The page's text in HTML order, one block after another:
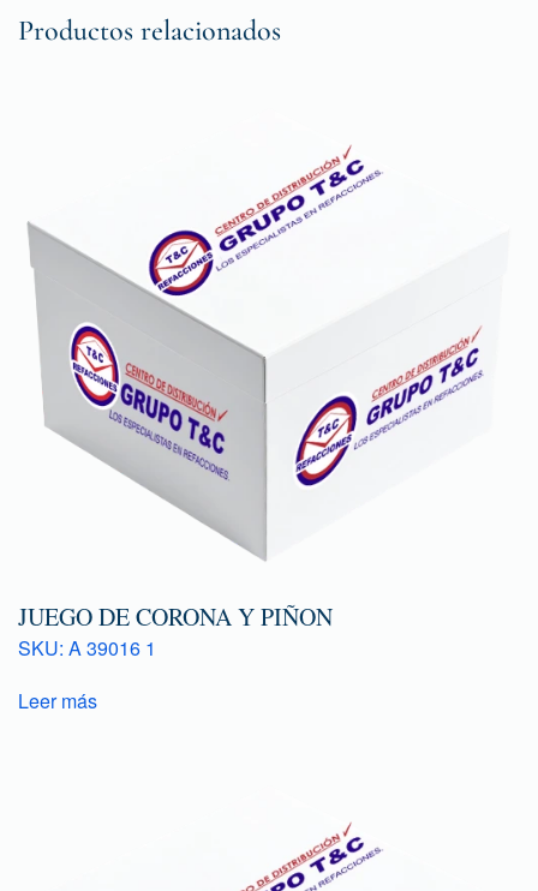
Productos relacionados
JUEGO DE CORONA Y PIÑON
SKU: A 39016 1
Leer más